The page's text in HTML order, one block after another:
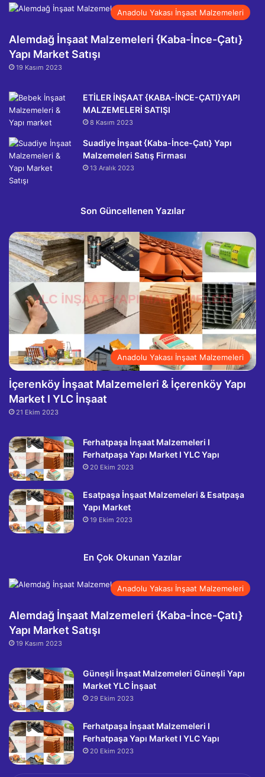
Anadolu Yakası İnşaat Malzemeleri
Alemdağ İnşaat Malzemeleri {Kaba-İnce-Çatı}
Yapı Market Satışı
19 Kasım 2023
ETİLER İNŞAAT {KABA-İNCE-ÇATI}YAPI
MALZEMELERİ SATIŞI
8 Kasım 2023
Suadiye İnşaat {Kaba-İnce-Çatı} Yapı
Malzemeleri Satış Firması
13 Aralık 2023
Son Güncellenen Yazılar
Anadolu Yakası İnşaat Malzemeleri
İçerenköy İnşaat Malzemeleri & İçerenköy Yapı
Market I YLC İnşaat
21 Ekim 2023
Ferhatpaşa İnşaat Malzemeleri I
Ferhatpaşa Yapı Market I YLC Yapı
20 Ekim 2023
Esatpaşa İnşaat Malzemeleri & Esatpaşa
Yapı Market
19 Ekim 2023
En Çok Okunan Yazılar
Anadolu Yakası İnşaat Malzemeleri
Alemdağ İnşaat Malzemeleri {Kaba-İnce-Çatı}
Yapı Market Satışı
19 Kasım 2023
Güneşli İnşaat Malzemeleri Güneşli Yapı
Market YLC İnşaat
29 Ekim 2023
Ferhatpaşa İnşaat Malzemeleri I
Ferhatpaşa Yapı Market I YLC Yapı
20 Ekim 2023